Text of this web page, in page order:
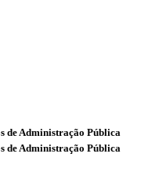
de Administração Pública
de Administração Pública